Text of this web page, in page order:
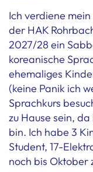
Ich verdiene
der HAK
2027/28 ein
koreanische
ehemaliges
(keine Panik ich
Sprachkurs
zu Hause sein,
bin. Ich habe 3
Student, 17-
noch bis Oktober